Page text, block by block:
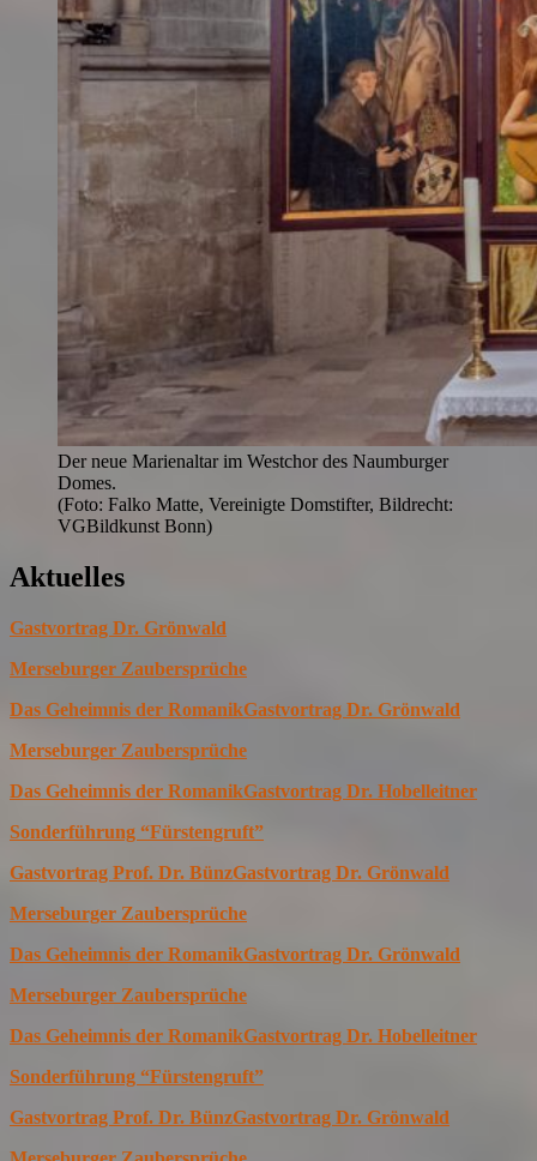
Der neue Marienaltar im Westchor des Naumburger
Domes.
(Foto: Falko Matte, Vereinigte Domstifter, Bildrecht:
VGBildkunst Bonn)
Aktuelles
Gastvortrag Dr. Grönwald
Merseburger Zaubersprüche
Das Geheimnis der RomanikGastvortrag Dr. Grönwald
Merseburger Zaubersprüche
Das Geheimnis der RomanikGastvortrag Dr. Hobelleitner
Sonderführung “Fürstengruft”
Gastvortrag Prof. Dr. BünzGastvortrag Dr. Grönwald
Merseburger Zaubersprüche
Das Geheimnis der RomanikGastvortrag Dr. Grönwald
Merseburger Zaubersprüche
Das Geheimnis der RomanikGastvortrag Dr. Hobelleitner
Sonderführung “Fürstengruft”
Gastvortrag Prof. Dr. BünzGastvortrag Dr. Grönwald